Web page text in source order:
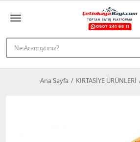
Ana Sayfa KIRTASİYE ÜRÜNLERİ